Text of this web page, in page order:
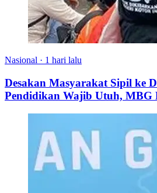
Nasional · 1 hari lalu
Desakan Masyarakat Sipil ke
Pendidikan Wajib Utuh, MBG